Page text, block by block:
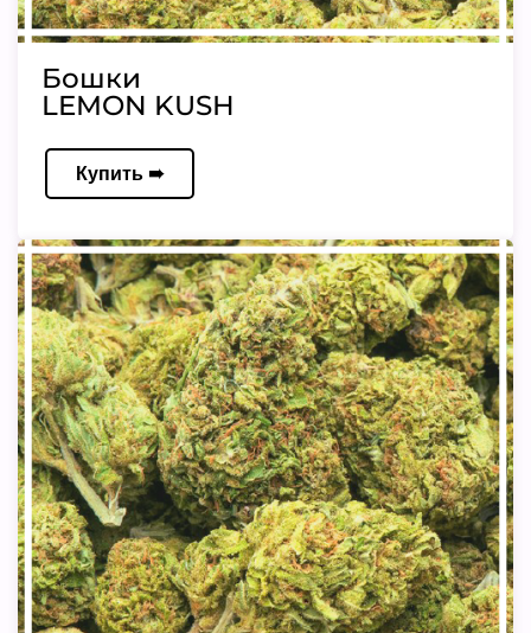
Бошки
LEMON KUSH
Купить ➠